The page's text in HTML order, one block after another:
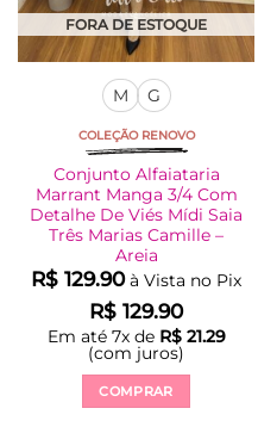
FORA DE ESTOQUE
M G
COLEÇÃO RENOVO
Conjunto Alfaiataria
Marrant Manga 3/4 Com
Detalhe De Viés Mídi Saia
Três Marias Camille –
Areia
R$ 129.90 à Vista no Pix
R$ 129.90
Em até 7x de R$21.29
(com juros)
COMPRAR